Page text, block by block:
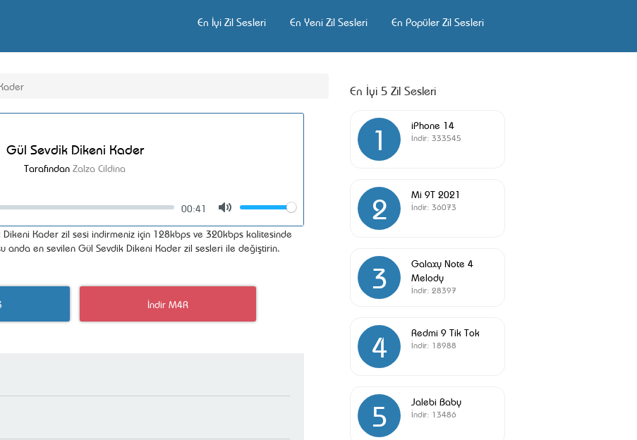
En İyi Zil Sesleri En Yeni Zil Sesleri En Popüler Zil Sesleri
Gül Sevdik Dikeni Kader
Tarafından Zalza Cildina
00:41
Volume
Kader zil sesi indirmeniz için 128kbps ve 320kbps kalitesinde
anda en sevilen Gül Sevdik Dikeni Kader zil sesleri ile değiştirin.
İndir M4R
En İyi 5 Zil Sesleri
1 iPhone 14
İndir: 333545
2 Mi 9T 2021
İndir: 36073
3
Galaxy Note 4
Melody
İndir: 28397
4 Redmi 9 Tik Tok
İndir: 18988
5 Jalebi Baby
İndir: 13486